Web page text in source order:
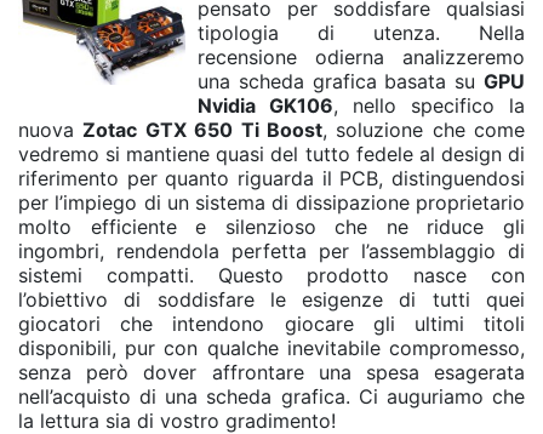
pensato per soddisfare qualsiasi
tipologia di utenza. Nella
recensione odierna analizzeremo
una scheda grafica basata su GPU
Nvidia GK106, nello specifico la
nuovaZotac GTX 650 Ti Boost, soluzione che come
vedremo si mantiene quasi del tutto fedele al design di
riferimento per quanto riguarda il PCB, distinguendosi
per l’impiego di un sistema di dissipazione proprietario
molto efficiente e silenzioso che ne riduce gli
ingombri, rendendola perfetta per l’assemblaggio di
sistemi compatti. Questo prodotto nasce con
l’obiettivo di soddisfare le esigenze di tutti quei
giocatori che intendono giocare gli ultimi titoli
disponibili, pur con qualche inevitabile compromesso,
senza però dover affrontare una spesa esagerata
nell’acquisto di una scheda grafica. Ci auguriamo che
la lettura sia di vostro gradimento!